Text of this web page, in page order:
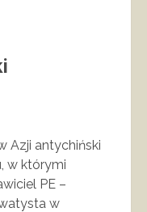
Azji antychiński
w którymi
PE –
w